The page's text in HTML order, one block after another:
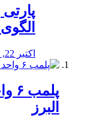
اکتبر 22, 2019
البرز